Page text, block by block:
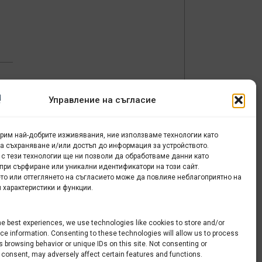
Управление на съгласие
най-добрите изживявания, ние използваме технологии като
съхраняване и/или достъп до информация за устройството.
тези технологии ще ни позволи да обработваме данни като
сърфиране или уникални идентификатори на този сайт.
или оттеглянето на съгласието може да повлияе неблагоприятно на
и функции.
best experiences, we use technologies like cookies to store and/or
information. Consenting to these technologies will allow us to process
browsing behavior or unique IDs on this site. Not consenting or
may adversely affect certain features and functions.